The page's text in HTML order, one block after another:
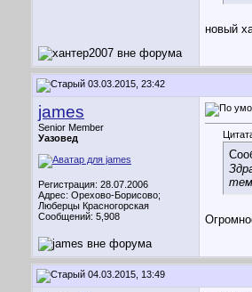
новый
03.03.2015, 23:42
james
Senior Member
Уазовед
Регистрация: 28.07.2006
Адрес: Орехово-Борисово;
Люберцы Красногорская
Сообщений: 5,908
04.03.2015, 13:49